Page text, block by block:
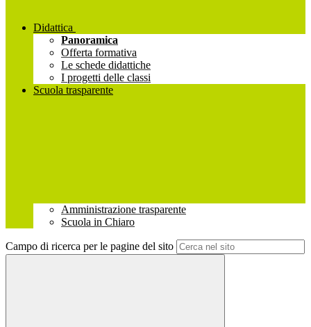
Didattica
Panoramica
Offerta formativa
Le schede didattiche
I progetti delle classi
Scuola trasparente
Amministrazione trasparente
Scuola in Chiaro
Campo di ricerca per le pagine del sito